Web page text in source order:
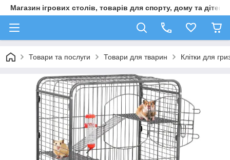
Магазин ігрових столів, товарів для спорту, дому та дітей
Товари та послуги Товари для тварин Клітки для